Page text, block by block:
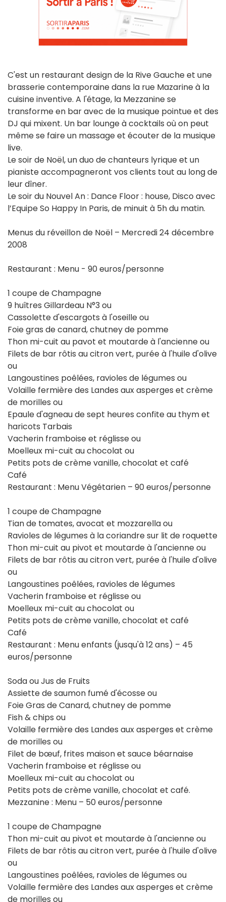
C'est un restaurant design de la Rive Gauche et une
brasserie contemporaine dans la rue Mazarine à la
cuisine inventive. A l'étage, la Mezzanine se
transforme en bar avec de la musique pointue et des
DJ qui mixent. Un bar lounge à cocktails où on peut
même se faire un massage et écouter de la musique
live.
Le soir de Noël, un duo de chanteurs lyrique et un
pianiste accompagneront vos clients tout au long de
leur dîner.
Le soir du Nouvel An : Dance Floor : house, Disco avec
l’Equipe So Happy In Paris, de minuit à 5h du matin.
Menus du réveillon de Noël – Mercredi 24 décembre
2008
Restaurant : Menu - 90 euros/personne
1 coupe de Champagne
9 huîtres Gillardeau N°3 ou
Cassolette d'escargots à l'oseille ou
Foie gras de canard, chutney de pomme
Thon mi-cuit au pavot et moutarde à l'ancienne ou
Filets de bar rôtis au citron vert, purée à l'huile d'olive
ou
Langoustines poêlées, ravioles de légumes ou
Volaille fermière des Landes aux asperges et crème
de morilles ou
Epaule d'agneau de sept heures confite au thym et
haricots Tarbais
Vacherin framboise et réglisse ou
Moelleux mi-cuit au chocolat ou
Petits pots de crème vanille, chocolat et café
Café
Restaurant : Menu Végétarien – 90 euros/personne
1 coupe de Champagne
Tian de tomates, avocat et mozzarella ou
Ravioles de légumes à la coriandre sur lit de roquette
Thon mi-cuit au pivot et moutarde à l'ancienne ou
Filets de bar rôtis au citron vert, purée à l'huile d'olive
ou
Langoustines poêlées, ravioles de légumes
Vacherin framboise et réglisse ou
Moelleux mi-cuit au chocolat ou
Petits pots de crème vanille, chocolat et café
Café
Restaurant : Menu enfants (jusqu'à 12 ans) – 45
euros/personne
Soda ou Jus de Fruits
Assiette de saumon fumé d'écosse ou
Foie Gras de Canard, chutney de pomme
Fish & chips ou
Volaille fermière des Landes aux asperges et crème
de morilles ou
Filet de bœuf, frites maison et sauce béarnaise
Vacherin framboise et réglisse ou
Moelleux mi-cuit au chocolat ou
Petits pots de crème vanille, chocolat et café.
Mezzanine : Menu – 50 euros/personne
1 coupe de Champagne
Thon mi-cuit au pivot et moutarde à l'ancienne ou
Filets de bar rôtis au citron vert, purée à l'huile d'olive
ou
Langoustines poêlées, ravioles de légumes ou
Volaille fermière des Landes aux asperges et crème
de morilles ou